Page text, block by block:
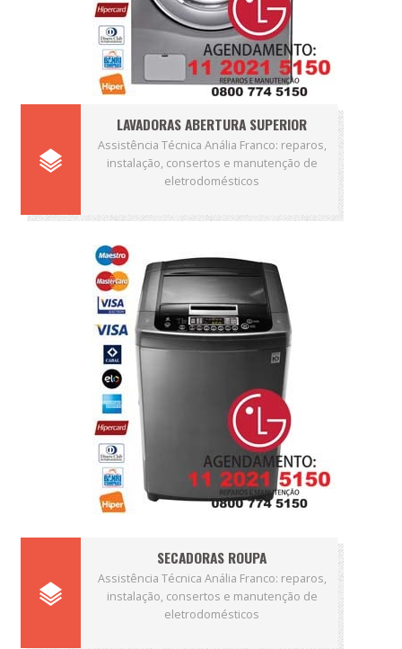
LAVADORAS ABERTURA SUPERIOR
Assistência Técnica Anália Franco: reparos,
instalação, consertos e manutenção de
eletrodomésticos
SECADORAS ROUPA
Assistência Técnica Anália Franco: reparos,
instalação, consertos e manutenção de
eletrodomésticos